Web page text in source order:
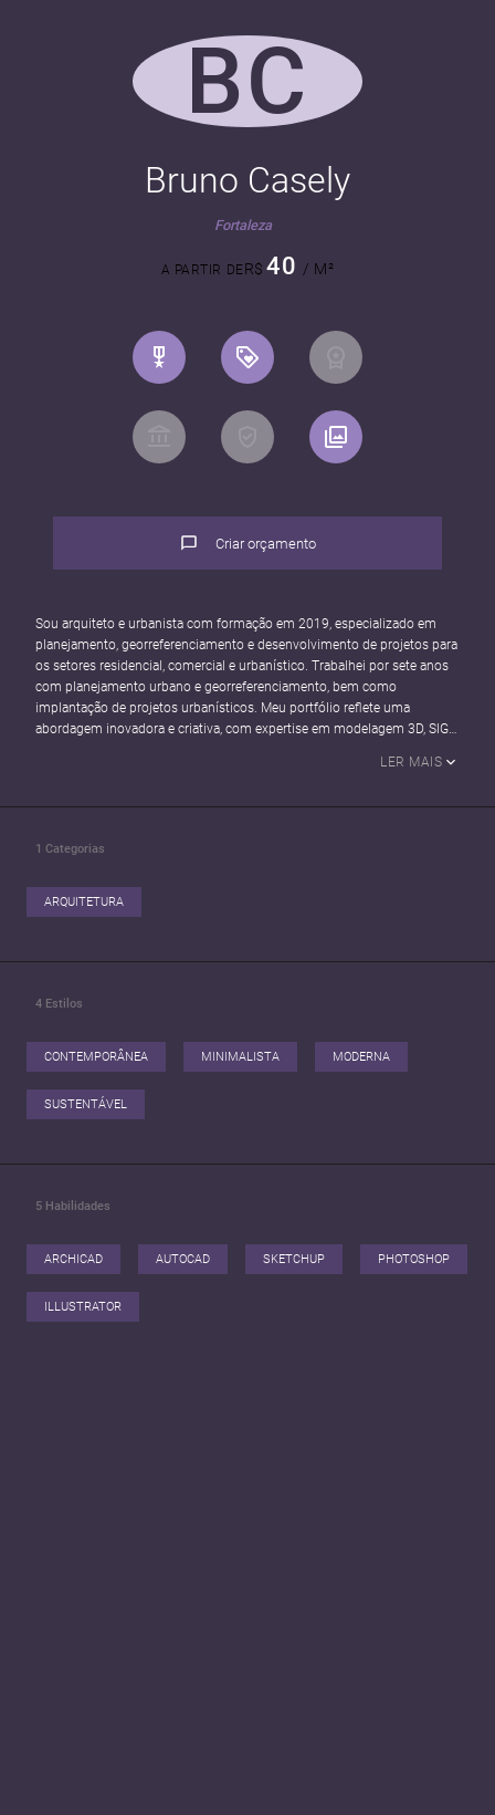
BC
Bruno Casely
Fortaleza
A PARTIR DER$ 40 / M²
Criar orçamento
Sou arquiteto e urbanista com formação em 2019, especializado em
planejamento, georreferenciamento e desenvolvimento de projetos para
os setores residencial, comercial e urbanístico. Trabalhei por sete anos
com planejamento urbano e georreferenciamento, bem como
implantação de projetos urbanísticos. Meu portfólio reflete uma
abordagem inovadora e criativa, com expertise em modelagem 3D, SIG e
excelência em design e funcionalidade. Explore meu trabalho para ver
LER MAIS
1 Categorias
ARQUITETURA
4 Estilos
CONTEMPORÂNEA MINIMALISTA MODERNA
SUSTENTÁVEL
5 Habilidades
ARCHICAD AUTOCAD SKETCHUP PHOTOSHOP
ILLUSTRATOR